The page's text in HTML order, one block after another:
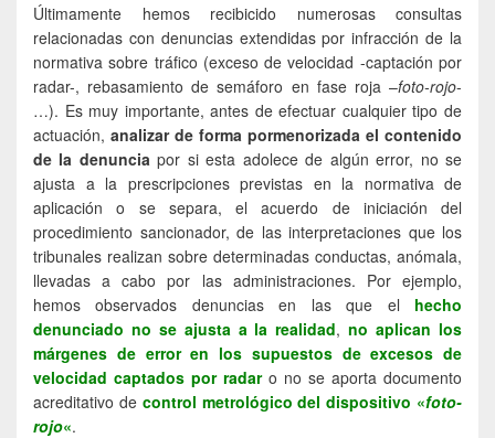
Últimamente hemos recibicido numerosas consultas
relacionadas con denuncias extendidas por infracción de la
normativa sobre tráfico (exceso de velocidad -captación por
radar-, rebasamiento de semáforo en fase roja –foto-rojo-
…). Es muy importante, antes de efectuar cualquier tipo de
actuación, analizar de forma pormenorizada el contenido
de la denuncia por si esta adolece de algún error, no se
ajusta a la prescripciones previstas en la normativa de
aplicación o se separa, el acuerdo de iniciación del
procedimiento sancionador, de las interpretaciones que los
tribunales realizan sobre determinadas conductas, anómala,
llevadas a cabo por las administraciones. Por ejemplo,
hemos observados denuncias en las que el hecho
denunciado no se ajusta a la realidad,no aplican los
márgenes de error en los supuestos de excesos de
velocidad captados por radaro no se aporta documento
acreditativo de control metrológico del dispositivo «foto-
rojo«.